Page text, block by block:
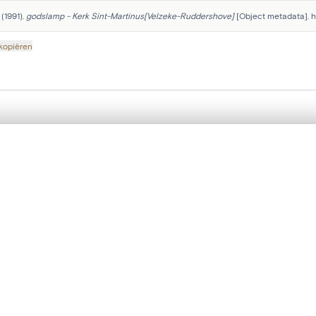
godslamp - Kerk Sint-Martinus[Velzeke-Ruddershove] [Object metadata].